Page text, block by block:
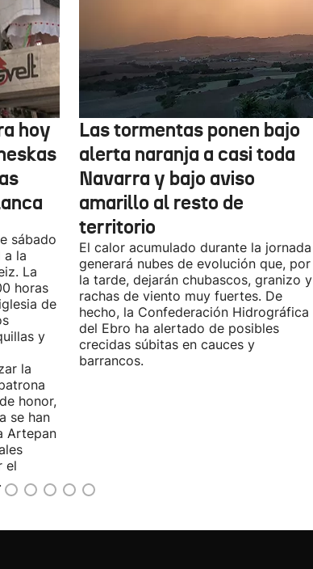
hoy
sábado
a la
La
horas
de
y
la
honor,
se han
Artepan
el
Las tormentas ponen bajo
alerta naranja a casi toda
Navarra y bajo aviso
amarillo al resto de
territorio
El calor acumulado durante la jornada
generará nubes de evolución que, por
la tarde, dejarán chubascos, granizo y
rachas de viento muy fuertes. De
hecho, la Confederación Hidrográfica
del Ebro ha alertado de posibles
crecidas súbitas en cauces y
barrancos.